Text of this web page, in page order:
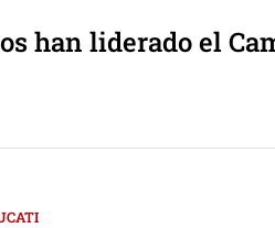
han liderado el